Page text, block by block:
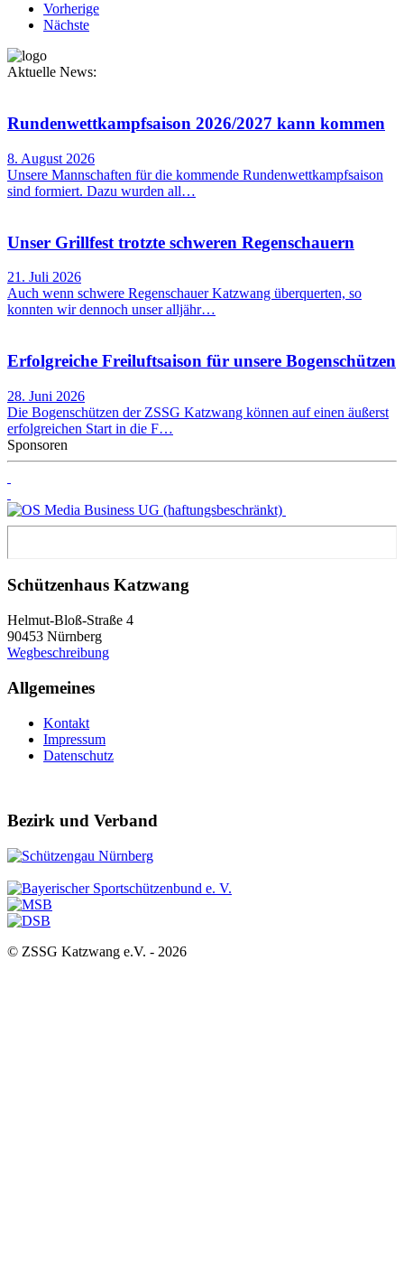
Vorherige
Nächste
Aktuelle News:
Rundenwettkampfsaison 2026/2027 kann kommen
8. August 2026
Unsere Mannschaften für die kommende Rundenwettkampfsaison
sind formiert. Dazu wurden all…
Unser Grillfest trotzte schweren Regenschauern
21. Juli 2026
Auch wenn schwere Regenschauer Katzwang überquerten, so
konnten wir dennoch unser alljähr…
Erfolgreiche Freiluftsaison für unsere Bogenschützen
28. Juni 2026
Die Bogenschützen der ZSSG Katzwang können auf einen äußerst
erfolgreichen Start in die F…
Sponsoren
Schützenhaus Katzwang
Helmut-Bloß-Straße 4
90453 Nürnberg
Wegbeschreibung
Allgemeines
Kontakt
Impressum
Datenschutz
Bezirk und Verband
© ZSSG Katzwang e.V. - 2026